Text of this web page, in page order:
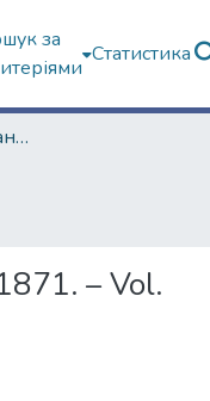
за
Статистика
9. Рідкісні та цінні видання
– Vol.